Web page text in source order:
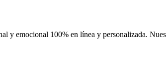
y emocional 100% en línea y personalizada.